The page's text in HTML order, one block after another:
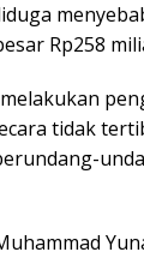
Rp258
tidak